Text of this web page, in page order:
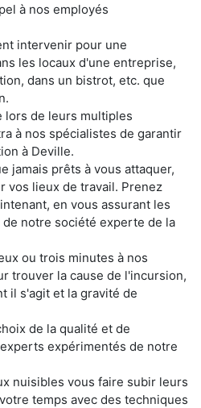
à nos employés
intervenir pour une
les locaux d'une entreprise,
dans un bistrot, etc. que
lors de leurs multiples
à nos spécialistes de garantir
à Deville.
jamais prêts à vous attaquer,
vos lieux de travail. Prenez
en vous assurant les
notre société experte de la
ou trois minutes à nos
trouver la cause de l'incursion,
il s'agit et la gravité de
de la qualité et de
expérimentés de notre
nuisibles vous faire subir leurs
temps avec des techniques